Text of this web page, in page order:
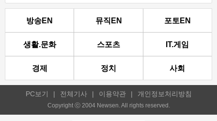
방송EN 뮤직EN 포토EN
생활.문화 스포츠 IT.게임
경제 정치 사회
PC보기 | 전체기사 | 이용약관 | 개인정보처리방침
Copyright ⓒ 2004 Newsen. All rights reserved.